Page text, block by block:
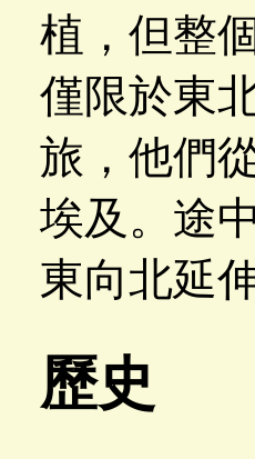
植，但整
僅限於東
旅，他們
埃及。途
東向北延伸
歷史